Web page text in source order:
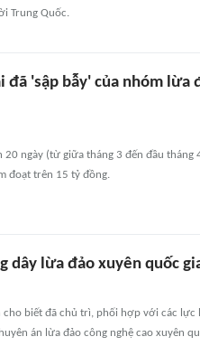
Trung Quốc.
đã 'sập bẫy' của nhóm lừa
20 ngày (từ giữa tháng 3 đến đầu
đoạt trên 15 tỷ đồng.
dây lừa đảo xuyên quốc
cho biết đã chủ trì, phối hợp với các
án lừa đảo công nghệ cao xuyên